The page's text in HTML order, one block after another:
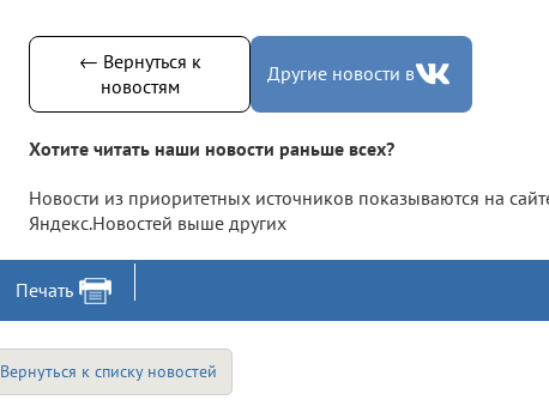
← Вернуться к
новостям
Другие новости в
Хотите читать наши новости раньше всех?
Новости из приоритетных источников показываются на
Яндекс.Новостей выше других
Печать
Вернуться к списку новостей